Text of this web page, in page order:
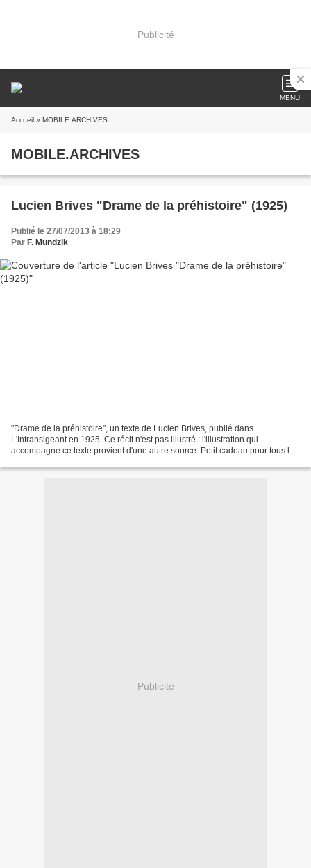
Publicité
MENU
Accueil » MOBILE.ARCHIVES
MOBILE.ARCHIVES
Lucien Brives "Drame de la préhistoire" (1925)
Publié le 27/07/2013 à 18:29
Par F. Mundzik
"Drame de la préhistoire", un texte de Lucien Brives, publié dans
L'Intransigeant en 1925. Ce récit n'est pas illustré : l'illustration qui
accompagne ce texte provient d'une autre source. Petit cadeau pour tous les
Publicité